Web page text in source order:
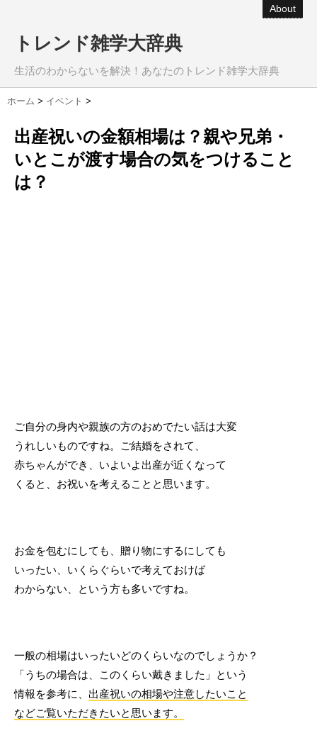
About
トレンド雑学大辞典
生活のわからないを解決！あなたのトレンド雑学大辞典
ホーム > イベント >
出産祝いの金額相場は？親や兄弟・
いとこが渡す場合の気をつけること
は？
ご自分の身内や親族の方のおめでたい話は大変
うれしいものですね。ご結婚をされて、
赤ちゃんができ、いよいよ出産が近くなって
くると、お祝いを考えることと思います。
お金を包むにしても、贈り物にするにしても
いったい、いくらぐらいで考えておけば
わからない、という方も多いですね。
一般の相場はいったいどのくらいなのでしょうか？
「うちの場合は、このくらい戴きました」という
情報を参考に、 出産祝いの相場や注意したいこと
などご覧いただきたいと思います。